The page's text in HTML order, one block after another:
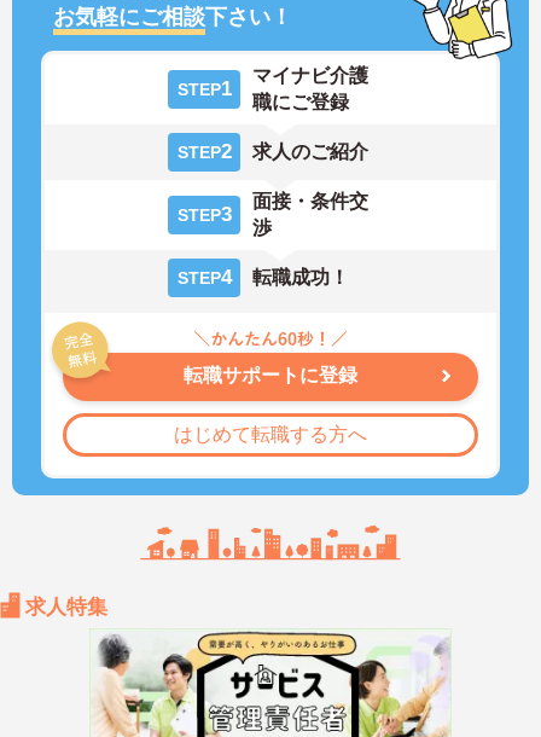
お気軽にご相談下さい！
STEP1
マイナビ介護
職にご登録
STEP2 求人のご紹介
STEP3
面接・条件交
渉
STEP4 転職成功！
転職サポートに登録
はじめて転職する方へ
求人特集